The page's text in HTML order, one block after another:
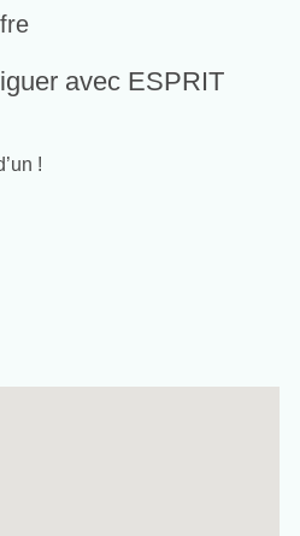
avec ESPRIT
!